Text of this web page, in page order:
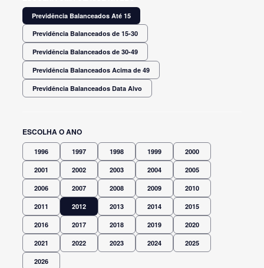
Previdência Balanceados Até 15
Previdência Balanceados de 15-30
Previdência Balanceados de 30-49
Previdência Balanceados Acima de 49
Previdência Balanceados Data Alvo
ESCOLHA O ANO
1996 1997 1998 1999 2000
2001 2002 2003 2004 2005
2006 2007 2008 2009 2010
2011 2012 2013 2014 2015
2016 2017 2018 2019 2020
2021 2022 2023 2024 2025
2026